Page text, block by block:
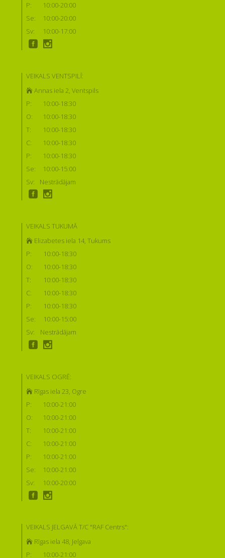
P:
10:00-20:00
Se:
10:00-20:00
Sv:
10:00-17:00
VEIKALS VENTSPILĪ:
Annas iela 2, Ventspils
P:
10:00-18:30
O:
10:00-18:30
T:
10:00-18:30
C:
10:00-18:30
P:
10:00-18:30
Se:
10:00-15:00
Sv:
Nestrādājam
VEIKALS TUKUMĀ
Elizabetes iela 14, Tukums
P:
10:00-18:30
O:
10:00-18:30
T:
10:00-18:30
C:
10:00-18:30
P:
10:00-18:30
Se:
10:00-15:00
Sv:
Nestrādājam
VEIKALS OGRĒ:
Rīgas iela 23, Ogre
P:
10:00-21:00
O:
10:00-21:00
T:
10:00-21:00
C:
10:00-21:00
P:
10:00-21:00
Se:
10:00-21:00
Sv:
10:00-20:00
VEIKALS JELGAVĀ T/C "RAF Centrs":
Rīgas iela 48, Jelgava
P:
10:00-21:00